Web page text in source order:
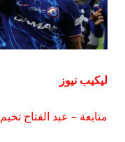
ليكيب نيوز
متابعة – عبد الفتاح تخيم